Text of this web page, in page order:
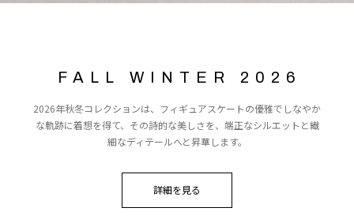
FALL WINTER 2026
2026年秋冬コレクションは、フィギュアスケートの優雅でしなやか
な軌跡に着想を得て、その詩的な美しさを、端正なシルエットと繊
細なディテールへと昇華します。
詳細を見る